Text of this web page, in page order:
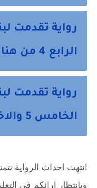
رواية تقدمت
الرابع 4 من هنا
رواية تقدمت
الخامس 5 والاخير من هنا